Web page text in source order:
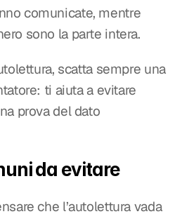
comunicate, mentre
sono la parte intera.
scatta sempre una
ti aiuta a evitare
prova del dato
da evitare
che l’autolettura vada